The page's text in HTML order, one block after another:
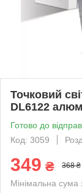
Точковий
DL6122
Готово до
Код: 3059
349 ₴ 368 ₴
Мінімальна